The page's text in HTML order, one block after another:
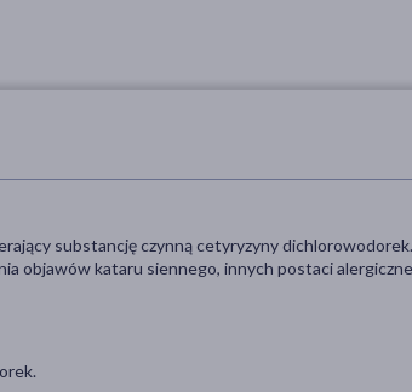
substancję czynną cetyryzyny
objawów kataru siennego, innych postaci